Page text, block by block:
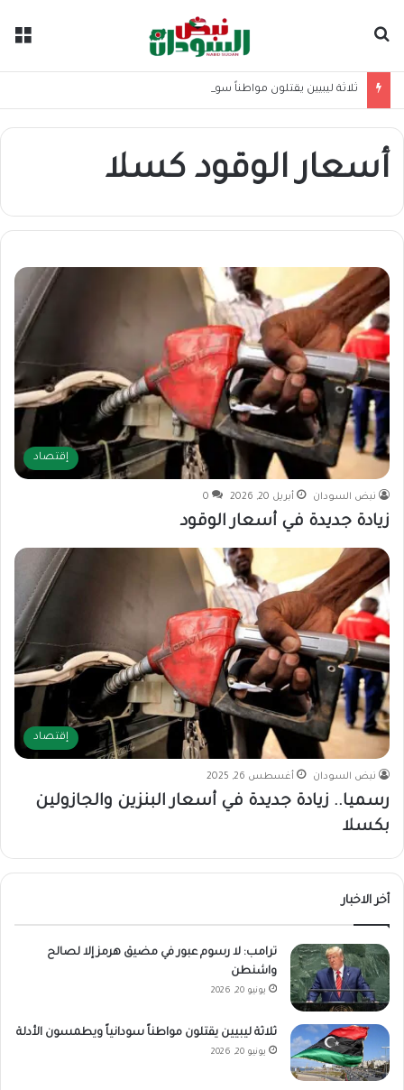
ثلاثة ليبيين يقتلون مواطناً سودانياً ويطمسون الأدلة
أسعار الوقود كسلا
إقتصاد
نبض السودان أبريل 20, 2026 0
زيادة جديدة في أسعار الوقود
إقتصاد
نبض السودان أغسطس 26, 2025
رسميا.. زيادة جديدة في أسعار البنزين والجازولين
بكسلا
أخر الاخبار
ترامب: لا رسوم عبور في مضيق هرمز إلا لصالح
واشنطن
يونيو 20, 2026
ثلاثة ليبيين يقتلون مواطناً سودانياً ويطمسون الأدلة
يونيو 20, 2026